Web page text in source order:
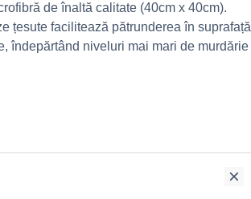
de înaltă calitate (40cm x 40cm).
țesute facilitează pătrunderea în suprafață
îndepărtând niveluri mai mari de murdărie